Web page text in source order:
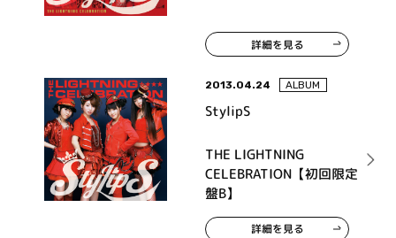
詳細を見る
2013.04.24 ALBUM
StylipS
THE LIGHTNING
CELEBRATION【初回限定
盤B】
詳細を見る